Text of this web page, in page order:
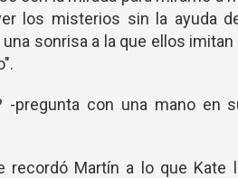
los misterios sin la ayuda
sonrisa a la que ellos imitan
-pregunta con una mano en
recordó Martín a lo que Kate